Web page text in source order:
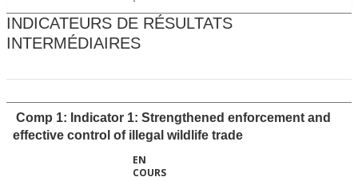
INDICATEURS DE RÉSULTATS
INTERMÉDIAIRES
Comp 1: Indicator 1: Strengthened enforcement and
effective control of illegal wildlife trade